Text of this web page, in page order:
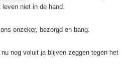
leven niet in de hand.
onzeker, bezorgd en bang.
nu nog voluit ja blijven zeggen tegen het